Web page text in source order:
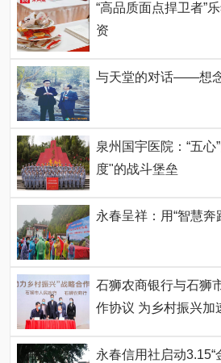
“高品质面点捍卫者”
资
与天堂的对话——想
泉州国宇医院：“五心
度"的战斗堡垒
永春呈祥：用“智慧奔
石狮农商银行与石狮
作协议 为乡村振兴加
永春信用社启动3.15“